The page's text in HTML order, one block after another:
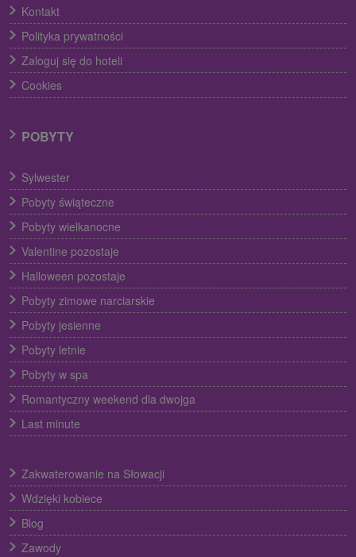
Kontakt
Polityka prywatności
Zaloguj się do hoteli
Cookies
POBYTY
Sylwester
Pobyty świąteczne
Pobyty wielkanocne
Valentine pozostaje
Halloween pozostaje
Pobyty zimowe narciarskie
Pobyty jesienne
Pobyty letnie
Pobyty w spa
Romantyczny weekend dla dwojga
Last minute
Zakwaterowanie na Słowacji
Wdzięki kobiece
Blog
Zawody